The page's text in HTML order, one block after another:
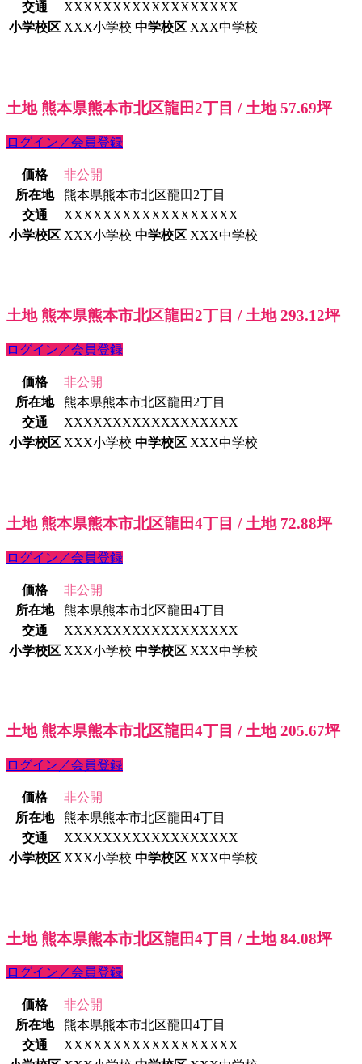
交通
XXXXXXXXXXXXXXXXXX
小学校区 XXX小学校 中学校区 XXX中学校
土地 熊本県熊本市北区龍田2丁目 / 土地 57.69坪
ログイン／会員登録
価格
非公開
所在地
熊本県熊本市北区龍田2丁目
交通
XXXXXXXXXXXXXXXXXX
小学校区 XXX小学校 中学校区 XXX中学校
土地 熊本県熊本市北区龍田2丁目 / 土地 293.12坪
ログイン／会員登録
価格
非公開
所在地
熊本県熊本市北区龍田2丁目
交通
XXXXXXXXXXXXXXXXXX
小学校区 XXX小学校 中学校区 XXX中学校
土地 熊本県熊本市北区龍田4丁目 / 土地 72.88坪
ログイン／会員登録
価格
非公開
所在地
熊本県熊本市北区龍田4丁目
交通
XXXXXXXXXXXXXXXXXX
小学校区 XXX小学校 中学校区 XXX中学校
土地 熊本県熊本市北区龍田4丁目 / 土地 205.67坪
ログイン／会員登録
価格
非公開
所在地
熊本県熊本市北区龍田4丁目
交通
XXXXXXXXXXXXXXXXXX
小学校区 XXX小学校 中学校区 XXX中学校
土地 熊本県熊本市北区龍田4丁目 / 土地 84.08坪
ログイン／会員登録
価格
非公開
所在地
熊本県熊本市北区龍田4丁目
交通
XXXXXXXXXXXXXXXXXX